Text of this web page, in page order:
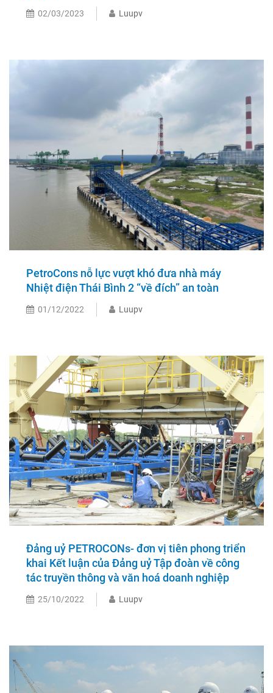
02/03/2023 Luupv
PetroCons nỗ lực vượt khó đưa nhà máy
Nhiệt điện Thái Bình 2 “về đích” an toàn
01/12/2022 Luupv
Đảng uỷ PETROCONs- đơn vị tiên phong triển
khai Kết luận của Đảng uỷ Tập đoàn về công
tác truyền thông và văn hoá doanh nghiệp
25/10/2022 Luupv